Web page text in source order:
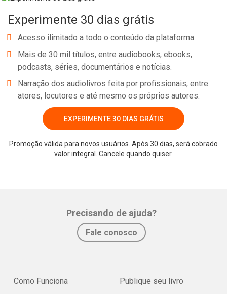
Experimente 30 dias grátis
Acesso ilimitado a todo o conteúdo da plataforma.
Mais de 30 mil títulos, entre audiobooks, ebooks,
podcasts, séries, documentários e notícias.
Narração dos audiolivros feita por profissionais, entre
atores, locutores e até mesmo os próprios autores.
EXPERIMENTE 30 DIAS GRÁTIS
Promoção válida para novos usuários. Após 30 dias, será cobrado
valor integral. Cancele quando quiser.
Precisando de ajuda?
Fale conosco
Como Funciona
Publique seu livro
Whatsapp Facebook Twitter E-mail